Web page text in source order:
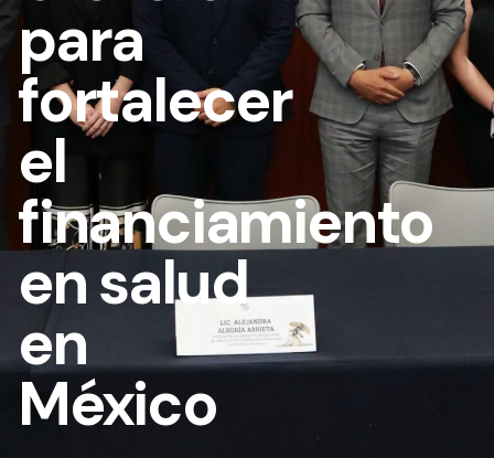
para
fortalecer
el
financiamiento
en salud
en
México